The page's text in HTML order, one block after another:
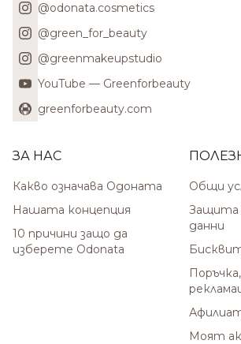
@odonata.cosmetics
@green_for_beauty
@greenmakeupstudio
YouTube — Greenforbeauty
greenforbeauty.com
ЗА НАС
Какво означава Одоната
Нашата концепция
10 причини защо да
изберете Odonata
Общи
Защита
данни
Моят